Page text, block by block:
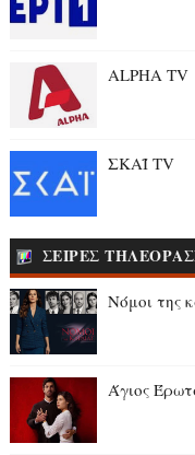
ALPHA TV
ΣΚΑΪ TV
ΣΕΙΡΕΣ
Νόμοι της
Άγιος